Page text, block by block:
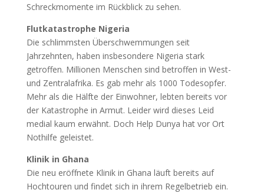
Schreckmomente im Rückblick zu sehen.
Flutkatastrophe Nigeria
Die schlimmsten Überschwemmungen seit
Jahrzehnten, haben insbesondere Nigeria stark
getroffen. Millionen Menschen sind betroffen in West-
und Zentralafrika. Es gab mehr als 1000 Todesopfer.
Mehr als die Hälfte der Einwohner, lebten bereits vor
der Katastrophe in Armut. Leider wird dieses Leid
medial kaum erwähnt. Doch Help Dunya hat vor Ort
Nothilfe geleistet.
Klinik in Ghana
Die neu eröffnete Klinik in Ghana läuft bereits auf
Hochtouren und findet sich in ihrem Regelbetrieb ein.